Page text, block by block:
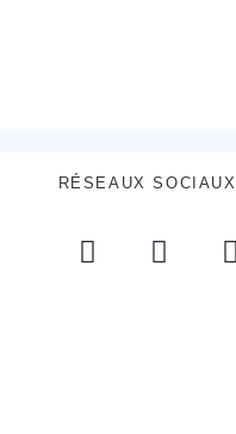
RÉSEAUX SOCIAUX